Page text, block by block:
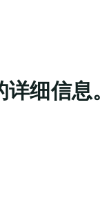
细信息。